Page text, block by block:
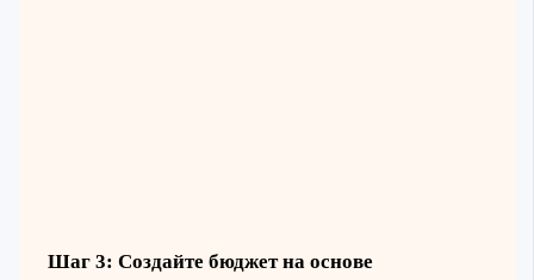
Шаг 3: Создайте бюджет на основе